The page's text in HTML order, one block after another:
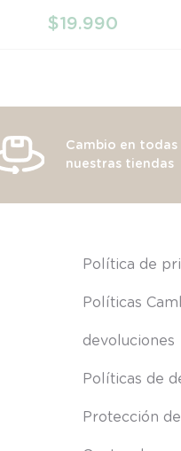
AÑADIR AL CARRITO
$19.990
Cambio en todas
nuestras tiendas
Política de
Políticas
devoluciones
Políticas de
Protección